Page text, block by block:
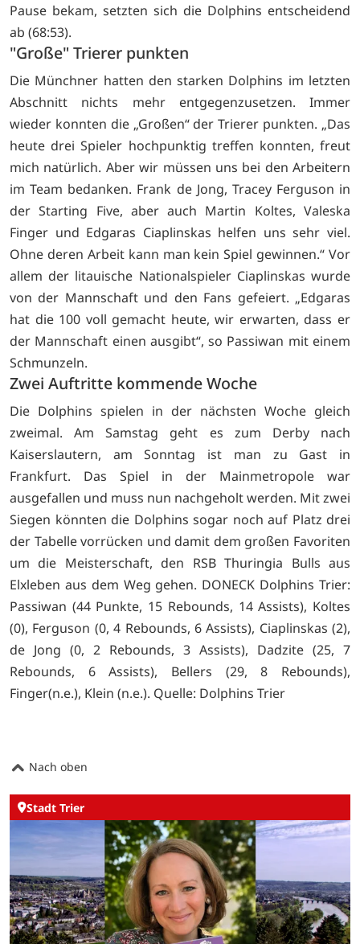
Pause bekam, setzten sich die Dolphins entscheidend
ab (68:53).
"Große" Trierer punkten
Die Münchner hatten den starken Dolphins im letzten
Abschnitt nichts mehr entgegenzusetzen. Immer
wieder konnten die „Großen“ der Trierer punkten. „Das
heute drei Spieler hochpunktig treffen konnten, freut
mich natürlich. Aber wir müssen uns bei den Arbeitern
im Team bedanken. Frank de Jong, Tracey Ferguson in
der Starting Five, aber auch Martin Koltes, Valeska
Finger und Edgaras Ciaplinskas helfen uns sehr viel.
Ohne deren Arbeit kann man kein Spiel gewinnen.“ Vor
allem der litauische Nationalspieler Ciaplinskas wurde
von der Mannschaft und den Fans gefeiert. „Edgaras
hat die 100 voll gemacht heute, wir erwarten, dass er
der Mannschaft einen ausgibt“, so Passiwan mit einem
Schmunzeln.
Zwei Auftritte kommende Woche
Die Dolphins spielen in der nächsten Woche gleich
zweimal. Am Samstag geht es zum Derby nach
Kaiserslautern, am Sonntag ist man zu Gast in
Frankfurt. Das Spiel in der Mainmetropole war
ausgefallen und muss nun nachgeholt werden. Mit zwei
Siegen könnten die Dolphins sogar noch auf Platz drei
der Tabelle vorrücken und damit dem großen Favoriten
um die Meisterschaft, den RSB Thuringia Bulls aus
Elxleben aus dem Weg gehen. DONECK Dolphins Trier:
Passiwan (44 Punkte, 15 Rebounds, 14 Assists), Koltes
(0), Ferguson (0, 4 Rebounds, 6 Assists), Ciaplinskas (2),
de Jong (0, 2 Rebounds, 3 Assists), Dadzite (25, 7
Rebounds, 6 Assists), Bellers (29, 8 Rebounds),
Finger(n.e.), Klein (n.e.). Quelle: Dolphins Trier
Nach oben
Stadt Trier